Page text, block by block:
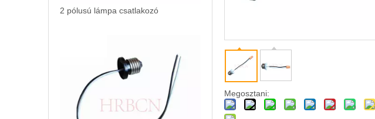
2 pólusú lámpa csatlakozó
Megosztani: